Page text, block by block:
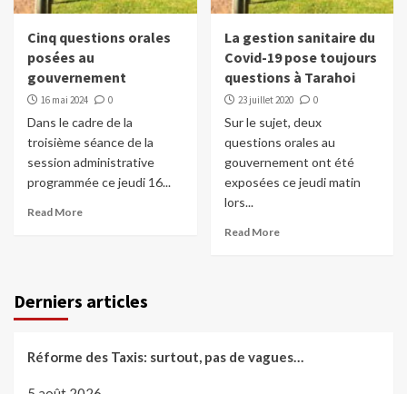
Cinq questions orales
posées au
gouvernement
16 mai 2024 0
Dans le cadre de la
troisième séance de la
session administrative
programmée ce jeudi 16...
Read More
La gestion sanitaire du
Covid-19 pose toujours
questions à Tarahoi
23 juillet 2020 0
Sur le sujet, deux
questions orales au
gouvernement ont été
exposées ce jeudi matin
lors...
Read More
Derniers articles
Réforme des Taxis: surtout, pas de vagues…